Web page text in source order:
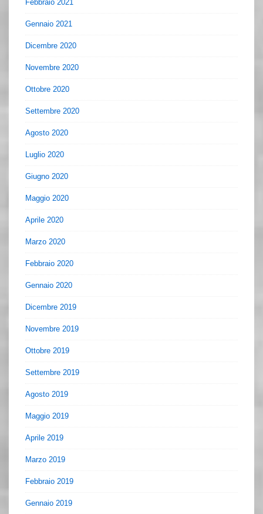
Febbraio 2021
Gennaio 2021
Dicembre 2020
Novembre 2020
Ottobre 2020
Settembre 2020
Agosto 2020
Luglio 2020
Giugno 2020
Maggio 2020
Aprile 2020
Marzo 2020
Febbraio 2020
Gennaio 2020
Dicembre 2019
Novembre 2019
Ottobre 2019
Settembre 2019
Agosto 2019
Maggio 2019
Aprile 2019
Marzo 2019
Febbraio 2019
Gennaio 2019